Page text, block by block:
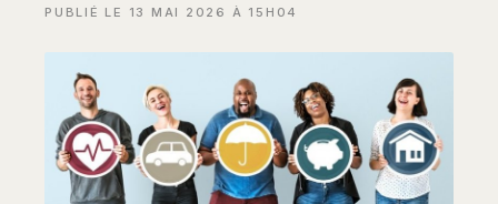
PUBLIÉ LE 13 MAI 2026 À 15H04